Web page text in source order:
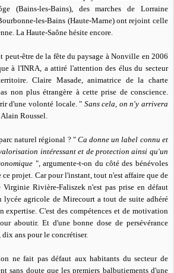
(Bains-les-Bains), des marches de Lorraine
les-Bains (Haute-Marne) ont rejoint celle
La Haute-Saône hésite encore.
être de la fête du paysage à Nonville en 2006
à l'INRA, a attiré l'attention des élus du secteur
Claire Masade, animatrice de la charte
non plus étrangère à cette prise de conscience.
d'une volonté locale. " Sans cela, on n'y arrivera
Roussel.
naturel régional ? " Ca donne un label connu et
intéressant et de protection ainsi qu'un
", argumente-t-on du côté des bénévoles
projet. Car pour l'instant, tout n'est affaire que de
Rivière-Faliszek n'est pas prise en défaut
lycée agricole de Mirecourt a tout de suite adhéré
expertise. C'est des compétences et de motivation
aboutir. Et d'une bonne dose de persévérance
ans pour le concrétiser.
ne fait pas défaut aux habitants du secteur de
sans doute que les premiers balbutiements d'une